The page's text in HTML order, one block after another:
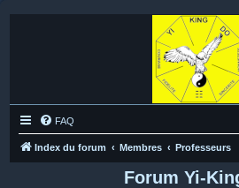
FAQ
Index du forum Membres Professeurs
Forum Yi-